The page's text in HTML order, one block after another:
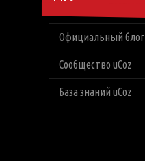
Официальный блог
Сообщество uCoz
База знаний uCoz